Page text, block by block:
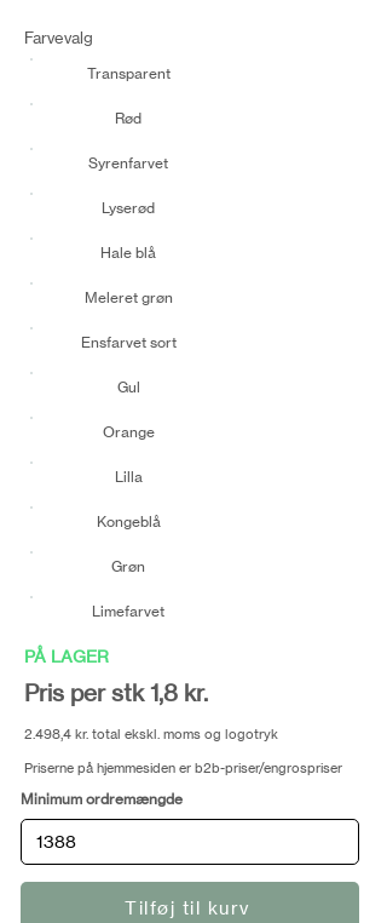
Farvevalg
Transparent
Rød
Syrenfarvet
Lyserød
Hale blå
Meleret grøn
Ensfarvet sort
Gul
Orange
Lilla
Kongeblå
Grøn
Limefarvet
PÅ LAGER
Pris per stk 1,8 kr.
2.498,4 kr. total ekskl. moms og logotryk
Priserne på hjemmesiden er b2b-priser/engrospriser
Minimum ordremængde
Tilføj til kurv